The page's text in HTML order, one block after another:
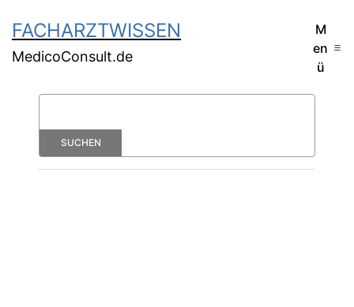
FACHARZTWISSEN
MedicoConsult.de
M
en
ü